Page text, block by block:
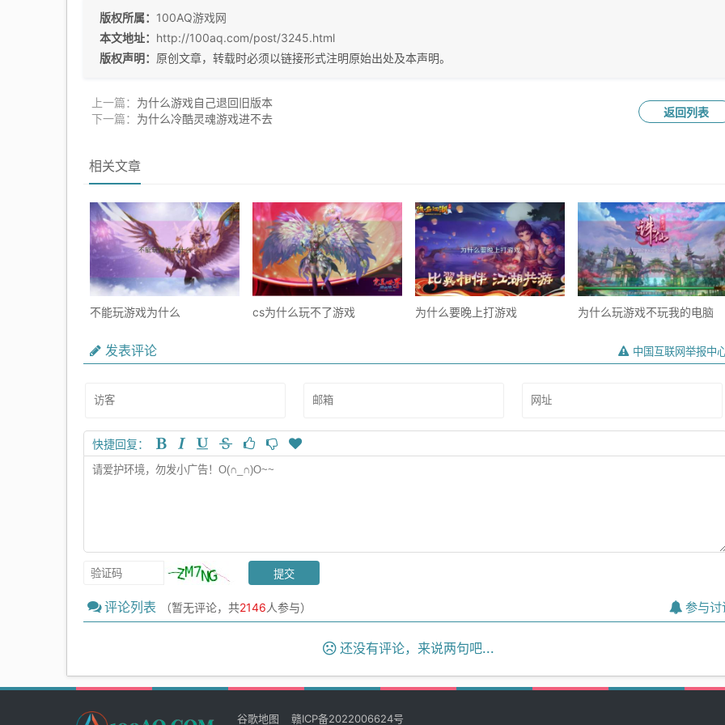
版权所属： 100AQ游戏网
本文地址： http://100aq.com/post/3245.html
版权声明： 原创文章，转载时必须以链接形式注明原始出处及本声明。
返回列表
上一篇： 为什么游戏自己退回旧版本
下一篇： 为什么冷酷灵魂游戏进不去
相关文章
不能玩游戏为什么 cs为什么玩不了游戏 为什么要晚上打游戏 为什么玩游戏不玩我的电脑
发表评论 中国互联网举报中
快捷回复：
评论列表 （暂无评论，共2146人参与） 参与讨
还没有评论，来说两句吧...
谷歌地图 赣ICP备2022006624号